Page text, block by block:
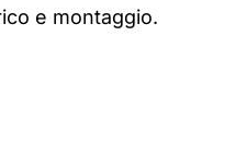
e montaggio.